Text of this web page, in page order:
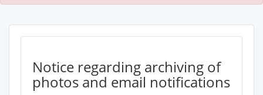
Notice regarding archiving of
photos and email notifications